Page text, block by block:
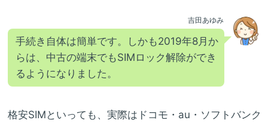
吉田あゆみ
手続き自体は簡単です。しかも2019年8月か
らは、中古の端末でもSIMロック解除ができ
るようになりました。
格安SIMといっても、実際はドコモ・au・ソフトバンク